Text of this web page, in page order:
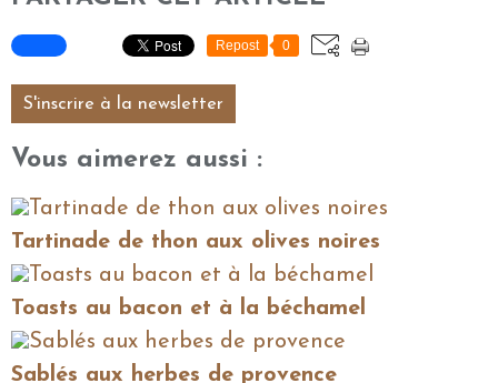
Repost 0
S'inscrire à la newsletter
Vous aimerez aussi :
Tartinade de thon aux olives noires
Toasts au bacon et à la béchamel
Sablés aux herbes de provence